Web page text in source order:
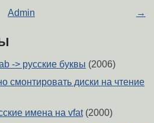
Admin →
-> русские буквы (2006)
смонтировать диски на чтение
имена на vfat(2000)